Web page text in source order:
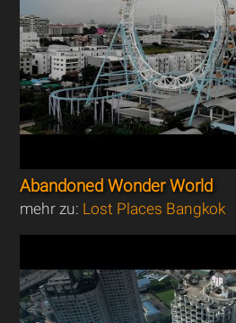
Abandoned Wonder World
mehr zu: Lost Places Bangkok